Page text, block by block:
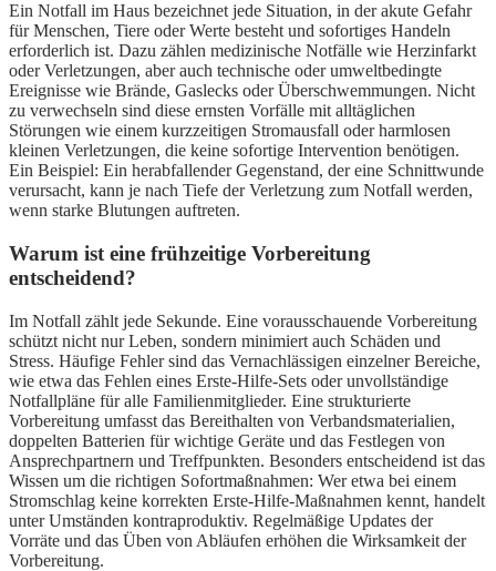
Ein Notfall im Haus bezeichnet jede Situation, in der akute Gefahr
für Menschen, Tiere oder Werte besteht und sofortiges Handeln
erforderlich ist. Dazu zählen medizinische Notfälle wie Herzinfarkt
oder Verletzungen, aber auch technische oder umweltbedingte
Ereignisse wie Brände, Gaslecks oder Überschwemmungen. Nicht
zu verwechseln sind diese ernsten Vorfälle mit alltäglichen
Störungen wie einem kurzzeitigen Stromausfall oder harmlosen
kleinen Verletzungen, die keine sofortige Intervention benötigen.
Ein Beispiel: Ein herabfallender Gegenstand, der eine Schnittwunde
verursacht, kann je nach Tiefe der Verletzung zum Notfall werden,
wenn starke Blutungen auftreten.
Warum ist eine frühzeitige Vorbereitung
entscheidend?
Im Notfall zählt jede Sekunde. Eine vorausschauende Vorbereitung
schützt nicht nur Leben, sondern minimiert auch Schäden und
Stress. Häufige Fehler sind das Vernachlässigen einzelner Bereiche,
wie etwa das Fehlen eines Erste-Hilfe-Sets oder unvollständige
Notfallpläne für alle Familienmitglieder. Eine strukturierte
Vorbereitung umfasst das Bereithalten von Verbandsmaterialien,
doppelten Batterien für wichtige Geräte und das Festlegen von
Ansprechpartnern und Treffpunkten. Besonders entscheidend ist das
Wissen um die richtigen Sofortmaßnahmen: Wer etwa bei einem
Stromschlag keine korrekten Erste-Hilfe-Maßnahmen kennt, handelt
unter Umständen kontraproduktiv. Regelmäßige Updates der
Vorräte und das Üben von Abläufen erhöhen die Wirksamkeit der
Vorbereitung.